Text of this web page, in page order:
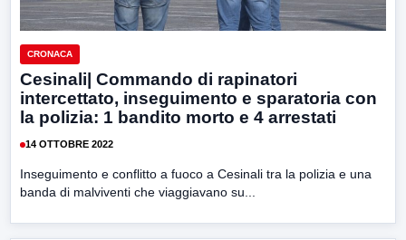
CRONACA
Cesinali| Commando di rapinatori
intercettato, inseguimento e sparatoria con
la polizia: 1 bandito morto e 4 arrestati
14 OTTOBRE 2022
Inseguimento e conflitto a fuoco a Cesinali tra la polizia e una
banda di malviventi che viaggiavano su...